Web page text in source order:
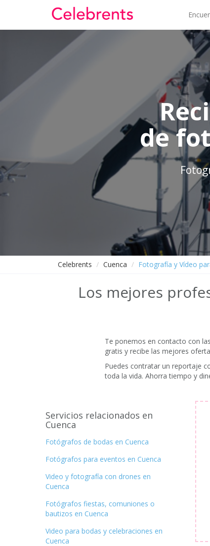
de
Celebrents Cuenca Fotografía y Vídeo
Los mejores
Te ponemos en contacto con
gratis y recibe las mejores
Puedes contratar un reportaje
toda la vida. Ahorra tiempo y
Servicios relacionados en
Cuenca
Fotógrafos de bodas en Cuenca
Fotógrafos para eventos en Cuenca
Video y fotografía con drones en
Cuenca
Fotógrafos fiestas, comuniones o
bautizos en Cuenca
Video para bodas y celebraciones en
Cuenca